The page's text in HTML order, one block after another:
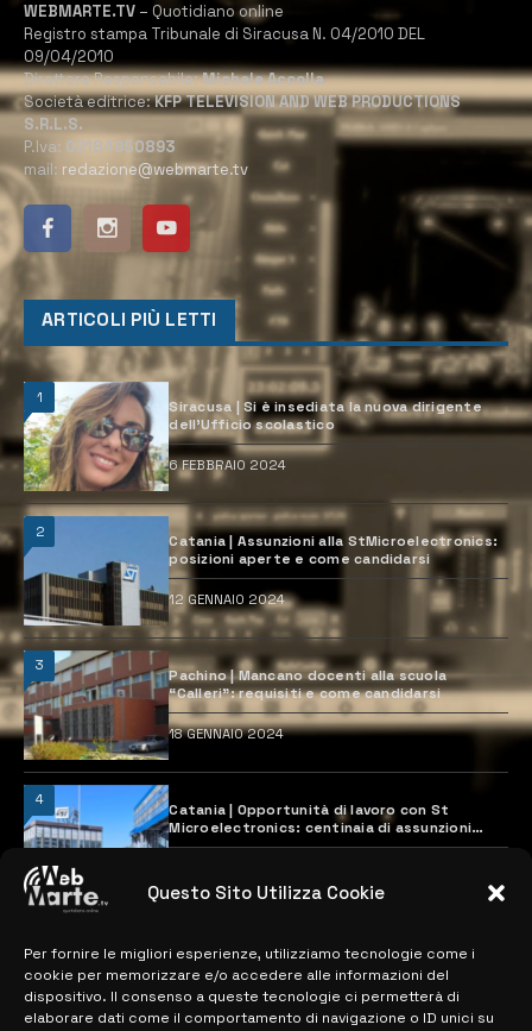
Questo Sito Utilizza Cookie
Per fornire le migliori esperienze, utilizziamo tecnologie come i
cookie per memorizzare e/o accedere alle informazioni del
dispositivo. Il consenso a queste tecnologie ci permetterà di
elaborare dati come il comportamento di navigazione o ID unici su
WEBMARTE.TV – Quotidiano online
Registro stampa Tribunale di Siracusa N. 04/2010 DEL
09/04/2010
Direttore Responsabile:Michele Accolla
Società editrice:KFP TELEVISION AND WEB PRODUCTIONS
S.R.L.S.
P.Iva: 02184950893
mail: redazione@webmarte.tv
ARTICOLI PIÙ LETTI
1
Siracusa | Si è insediata la nuova dirigente
dell’Ufficio scolastico
6 FEBBRAIO 2024
2
Catania | Assunzioni alla StMicroelectronics:
posizioni aperte e come candidarsi
12 GENNAIO 2024
3
Pachino | Mancano docenti alla scuola
“Calleri”: requisiti e come candidarsi
18 GENNAIO 2024
4
Catania | Opportunità di lavoro con St
Microelectronics: centinaia di assunzioni
previste
MAPPA DEL SITO
> NOTIZIE